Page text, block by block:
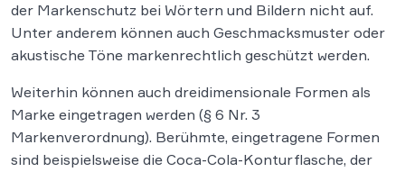
der Markenschutz bei Wörtern und Bildern nicht auf.
Unter anderem können auch Geschmacksmuster oder
akustische Töne markenrechtlich geschützt werden.
Weiterhin können auch dreidimensionale Formen als
Marke eingetragen werden (§ 6 Nr. 3
Markenverordnung). Berühmte, eingetragene Formen
sind beispielsweise die Coca-Cola-Konturflasche, der